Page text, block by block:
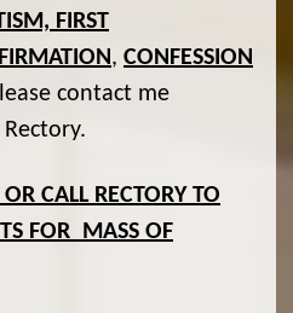
FIRST
, CONFESSION
contact me
CALL RECTORY TO
FOR MASS OF